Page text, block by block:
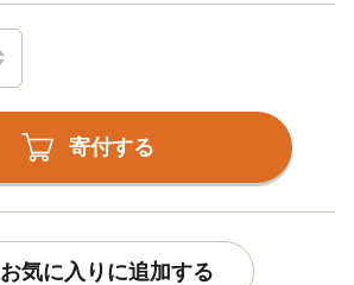
寄付する
お気に入りに追加する